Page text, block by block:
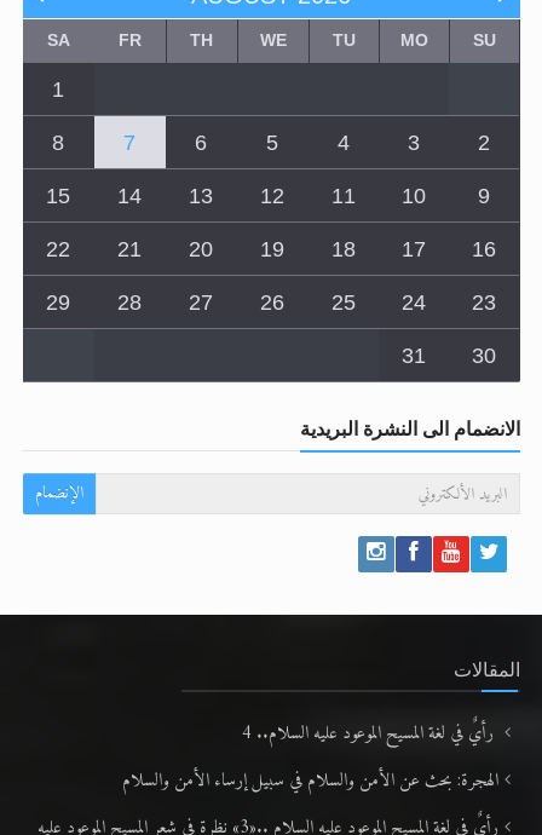
1
8
9
10
11
12
13
14
15
16
17
18
19
20
21
22
23
24
25
26
27
28
29
30
31
الانضمام الى النشرة البريدية
المقالات
رأيٌ في لغة المسيح الموعود عليه السلام.. 4
الهجرة: بحث عن الأمن والسلام في سبيل إرساء الأمن والسلام
رأيٌ في لغة المسيح الموعود عليه السلام ..«3» نظرة في شعر المسيح الموعود عليه
السلام..